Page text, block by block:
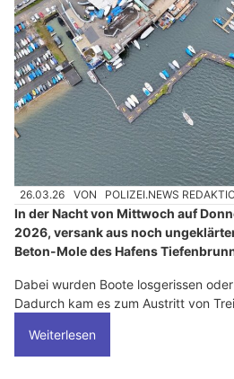
26.03.26 VON POLIZEI.NEWS
In der Nacht von Mittwoch auf
2026, versank aus noch
Beton-Mole des Hafens
Dabei wurden Boote losgerissen
Dadurch kam es zum Austritt von
Weiterlesen